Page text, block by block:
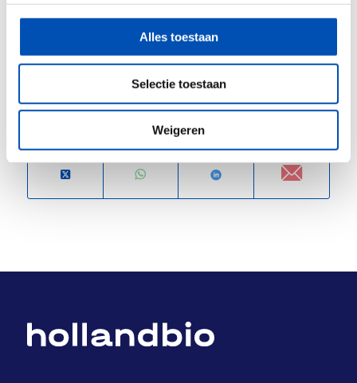
Alles toestaan
Selectie toestaan
Weigeren
Bron: Alnylam
/